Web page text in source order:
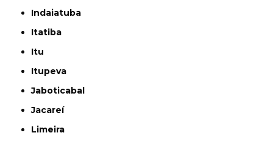
Indaiatuba
Itatiba
Itu
Itupeva
Jaboticabal
Jacareí
Limeira